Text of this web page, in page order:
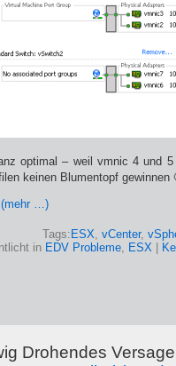
optimal – weil vmnic 4 und
keinen Blumentopf gewinnen
(mehr …)
Tags: ESX, vCenter,
in EDV Probleme, ESX
Drohendes